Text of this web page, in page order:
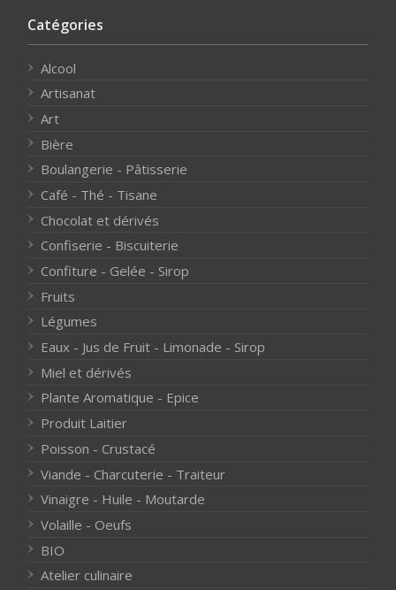
Catégories
Alcool
Artisanat
Art
Bière
Boulangerie - Pâtisserie
Café - Thé - Tisane
Chocolat et dérivés
Confiserie - Biscuiterie
Confiture - Gelée - Sirop
Fruits
Légumes
Eaux - Jus de Fruit - Limonade - Sirop
Miel et dérivés
Plante Aromatique - Epice
Produit Laitier
Poisson - Crustacé
Viande - Charcuterie - Traiteur
Vinaigre - Huile - Moutarde
Volaille - Oeufs
BIO
Atelier culinaire